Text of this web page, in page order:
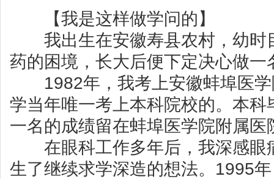
【我是这样做学问的】
我出生在安徽寿县农村，幼时
药的困境，长大后便下定决心做一
1982年，我考上安徽蚌埠医学
学当年唯一考上本科院校的。本
一名的成绩留在蚌埠医学院附属医
在眼科工作多年后，我深感眼
生了继续求学深造的想法。1995